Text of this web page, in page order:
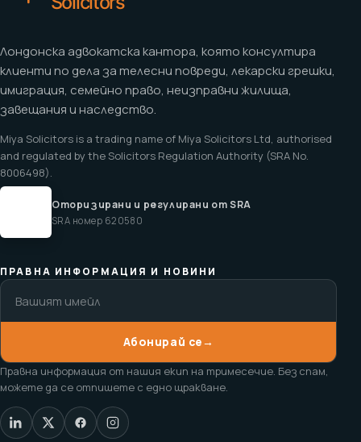
Лондонска адвокатска кантора, която консултира
клиенти по дела за телесни повреди, лекарски грешки,
имиграция, семейно право, неизправни жилища,
завещания и наследство.
Miya Solicitors is a trading name of Miya Solicitors Ltd, authorised
and regulated by the Solicitors Regulation Authority (SRA No.
8006498).
Оторизирани и регулирани от SRA
SRA номер 620580
ПРАВНА ИНФОРМАЦИЯ И НОВИНИ
Абонирай се→
Правна информация от нашия екип на тримесечие. Без спам,
можете да се отпишете с едно щракване.